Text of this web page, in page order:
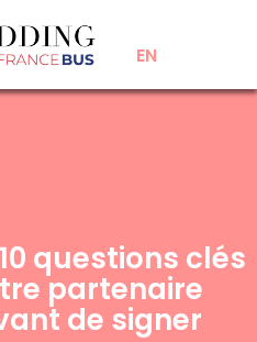
EN
questions clés
partenaire
de signer